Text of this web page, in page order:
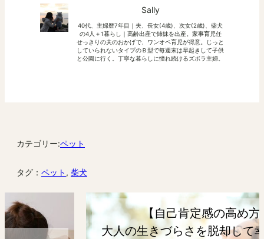
Sally
40代、主婦歴7年目｜夫、長女(4歳)、次女(2歳)、柴犬
の4人＋1暮らし｜高齢出産で姉妹を出産。家事育児任
せっきりの夫のおかげで、ワンオペ育児が得意。じっと
していられないタイプのＢ型で毎週末は早起きして子供
と公園に行く。丁寧な暮らしに憧れ続けるズボラ主婦。
カテゴリー:ペット
タグ： ペット , 柴犬
【自己肯定感の高め方】
大人の生きづらさを脱却して幸せになろ